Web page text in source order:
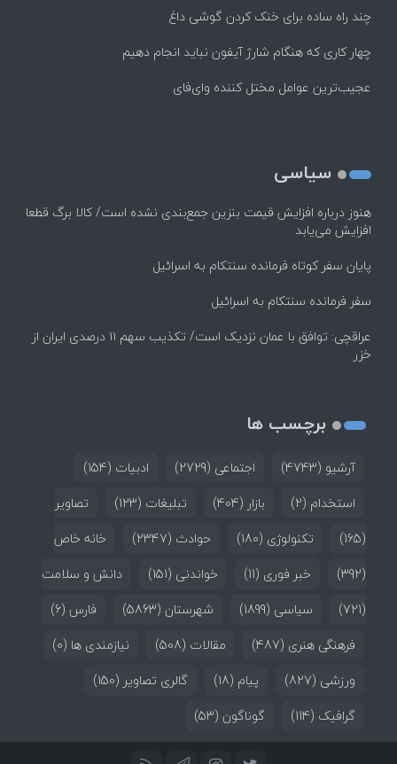
چند راه‌ ساده برای خنک کردن گوشی داغ
چهار کاری که هنگام شارژ آیفون نباید انجام دهیم
عجیب‌ترین عوامل مختل کننده وای‌فای
سیاسی
هنوز درباره افزایش قیمت بنزین جمع‌بندی نشده است/ کالا برگ قطعا
افزایش می‌یابد
پایان سفر کوتاه فرمانده سنتکام به اسرائیل
سفر فرمانده سنتکام به اسرائیل
عراقچی: توافق با عمان نزدیک است/ تکذیب سهم ۱۱ درصدی ایران از
خزر
برچسب ها
آرشیو (4743) اجتماعی (2729) ادبیات (154)
استخدام (2) بازار (404) تبلیغات (123)
تصاویر
(165)
تکنولوژی (180) حوادث (2347)
خانه خاص
(392)
خبر فوری (11) خواندنی (151)
دانش و سلامت
(721)
سیاسی (1899) شهرستان (5863) فارس (6)
فرهنگی هنری (487) مقالات (508) نیازمندی ها (0)
ورزشی (827) پیام (18) گالری تصاویر (150)
گرافیک (114) گوناگون (53)